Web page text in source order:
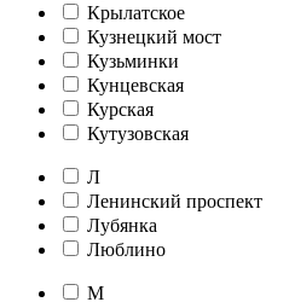
Крылатское
Кузнецкий мост
Кузьминки
Кунцевская
Курская
Кутузовская
Л
Ленинский проспект
Лубянка
Люблино
М